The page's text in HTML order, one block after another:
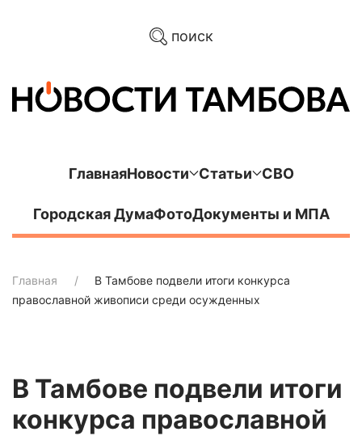
поиск
ГлавнаяНовости Статьи СВО
Городская ДумаФотоДокументы и МПА
Главная
В Тамбове подвели итоги конкурса
православной живописи среди осужденных
В Тамбове подвели итоги
конкурса православной